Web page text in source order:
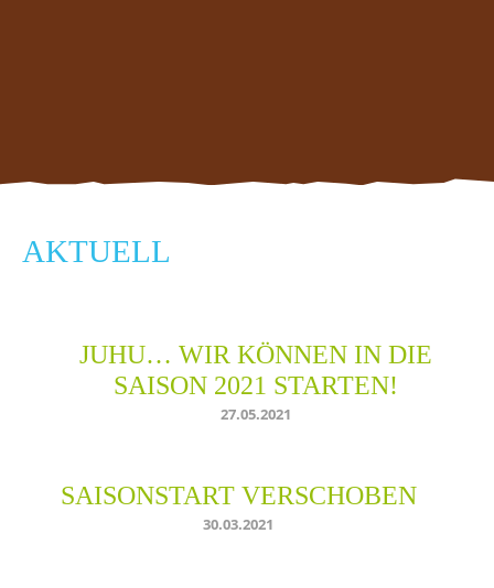
AKTUELL
JUHU… WIR KÖNNEN IN DIE
SAISON 2021 STARTEN!
27.05.2021
SAISONSTART VERSCHOBEN
30.03.2021